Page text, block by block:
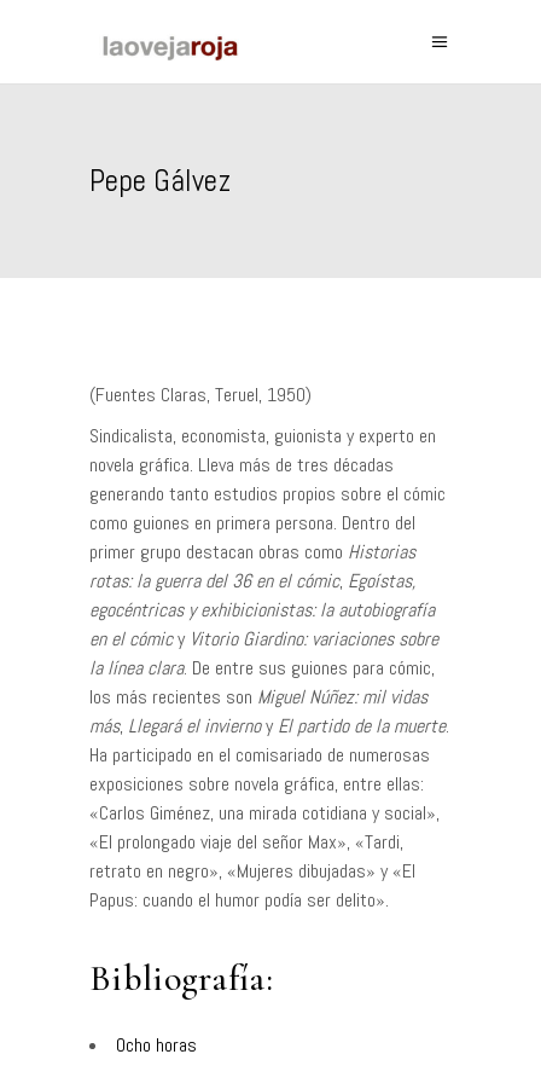
Pepe Gálvez
(Fuentes Claras, Teruel, 1950)
Sindicalista, economista, guionista y experto en
novela gráfica. Lleva más de tres décadas
generando tanto estudios propios sobre el cómic
como guiones en primera persona. Dentro del
primer grupo destacan obras como Historias
rotas: la guerra del 36 en el cómic, Egoístas,
egocéntricas y exhibicionistas: la autobiografía
en el cómicy Vitorio Giardino: variaciones sobre
la línea clara. De entre sus guiones para cómic,
los más recientes son Miguel Núñez: mil vidas
más, Llegará el inviernoy El partido de la muerte.
Ha participado en el comisariado de numerosas
exposiciones sobre novela gráfica, entre ellas:
«Carlos Giménez, una mirada cotidiana y social»,
«El prolongado viaje del señor Max», «Tardi,
retrato en negro», «Mujeres dibujadas» y «El
Papus: cuando el humor podía ser delito».
Bibliografía:
Ocho horas